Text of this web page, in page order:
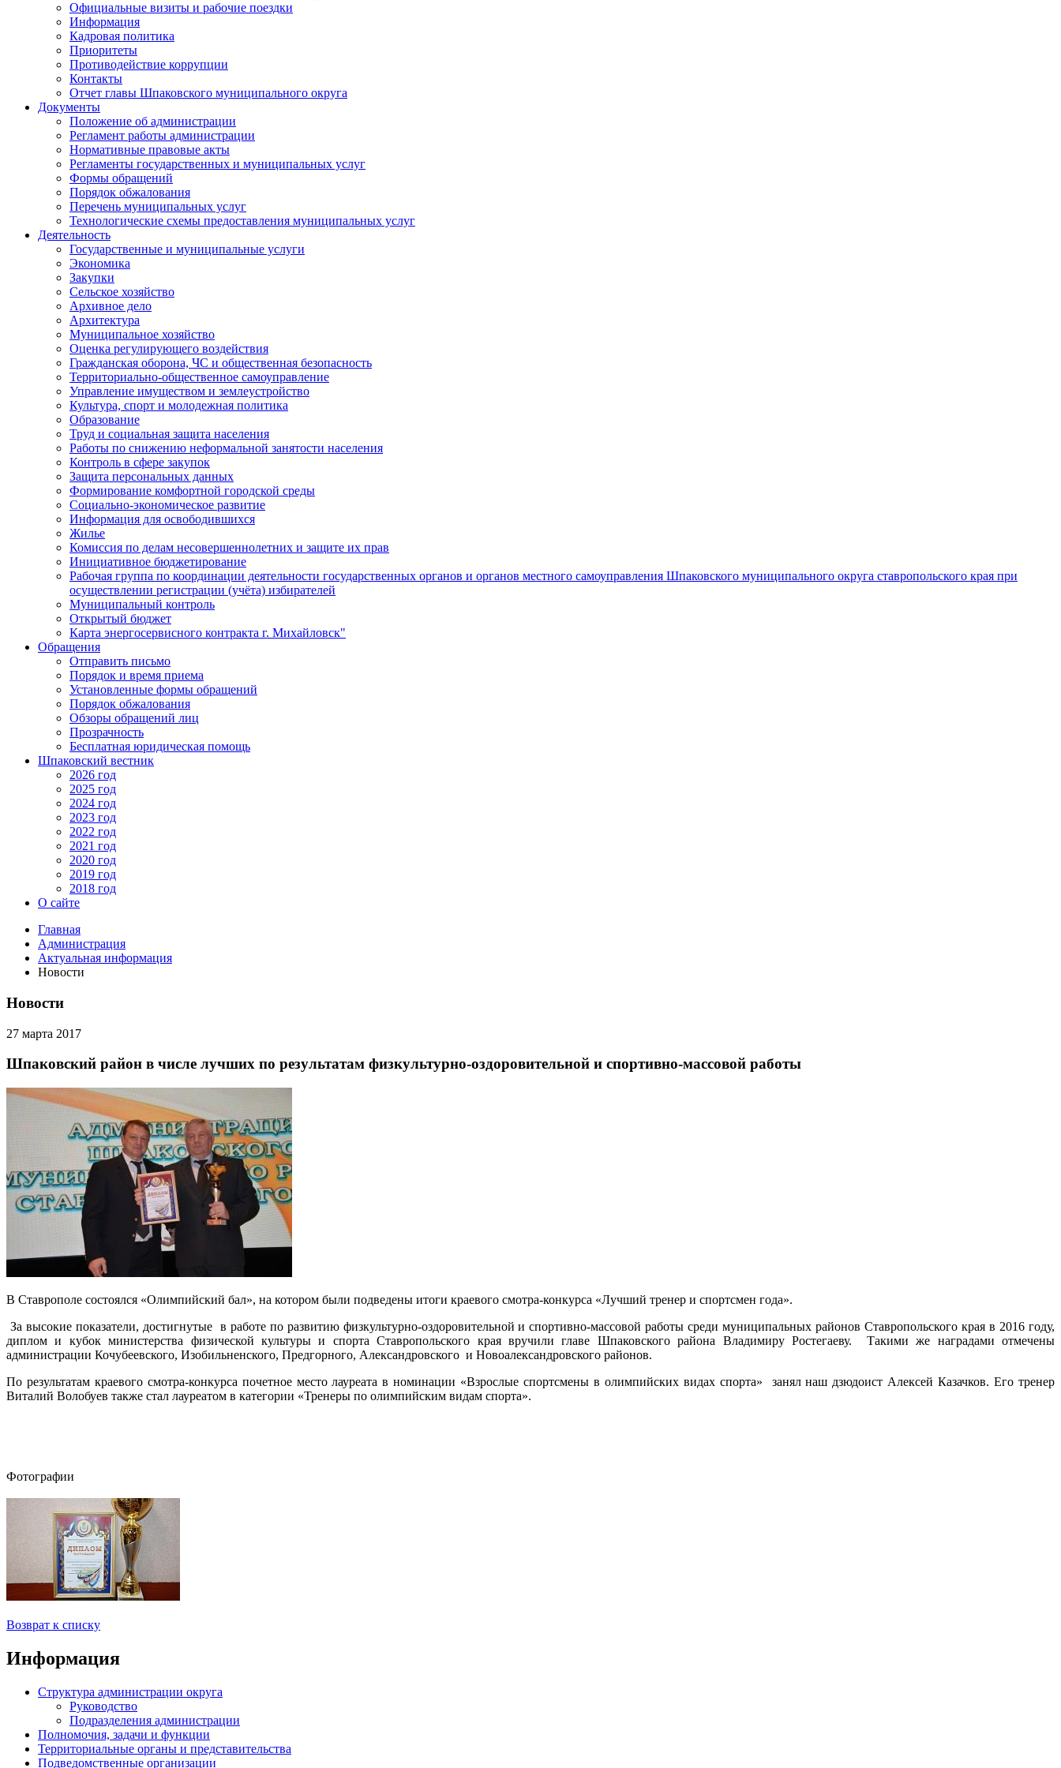
Официальные визиты и рабочие поездки
Информация
Кадровая политика
Приоритеты
Противодействие коррупции
Контакты
Отчет главы Шпаковского муниципального округа
Документы
Положение об администрации
Регламент работы администрации
Нормативные правовые акты
Регламенты государственных и муниципальных услуг
Формы обращений
Порядок обжалования
Перечень муниципальных услуг
Технологические схемы предоставления муниципальных услуг
Деятельность
Государственные и муниципальные услуги
Экономика
Закупки
Сельское хозяйство
Архивное дело
Архитектура
Муниципальное хозяйство
Оценка регулирующего воздействия
Гражданская оборона, ЧС и общественная безопасность
Территориально-общественное самоуправление
Управление имуществом и землеустройство
Культура, спорт и молодежная политика
Образование
Труд и социальная защита населения
Работы по снижению неформальной занятости населения
Контроль в сфере закупок
Защита персональных данных
Формирование комфортной городской среды
Социально-экономическое развитие
Информация для освободившихся
Жилье
Комиссия по делам несовершеннолетних и защите их прав
Инициативное бюджетирование
Рабочая группа по координации деятельности государственных органов и органов местного самоуправления Шпаковского муниципального округа ставропольского края при
осуществлении регистрации (учёта) избирателей
Муниципальный контроль
Открытый бюджет
Карта энергосервисного контракта г. Михайловск"
Обращения
Отправить письмо
Порядок и время приема
Установленные формы обращений
Порядок обжалования
Обзоры обращений лиц
Прозрачность
Бесплатная юридическая помощь
Шпаковский вестник
2026 год
2025 год
2024 год
2023 год
2022 год
2021 год
2020 год
2019 год
2018 год
О сайте
Главная
Администрация
Актуальная информация
Новости
Новости
27 марта 2017
Шпаковский район в числе лучших по результатам физкультурно-оздоровительной и спортивно-массовой работы
В Ставрополе состоялся «Олимпийский бал», на котором были подведены итоги краевого смотра-конкурса «Лучший тренер и спортсмен года».
За высокие показатели, достигнутые в работе по развитию физкультурно-оздоровительной и спортивно-массовой работы среди муниципальных районов Ставропольского края в 2016 году,
диплом и кубок министерства физической культуры и спорта Ставропольского края вручили главе Шпаковского района Владимиру Ростегаеву. Такими же наградами отмечены
администрации Кочубеевского, Изобильненского, Предгорного, Александровского и Новоалександровского районов.
По результатам краевого смотра-конкурса почетное место лауреата в номинации «Взрослые спортсмены в олимпийских видах спорта» занял наш дзюдоист Алексей Казачков. Его тренер
Виталий Волобуев также стал лауреатом в категории «Тренеры по олимпийским видам спорта».
Фотографии
Возврат к списку
Информация
Структура администрации округа
Руководство
Подразделения администрации
Полномочия, задачи и функции
Территориальные органы и представительства
Подведомственные организации